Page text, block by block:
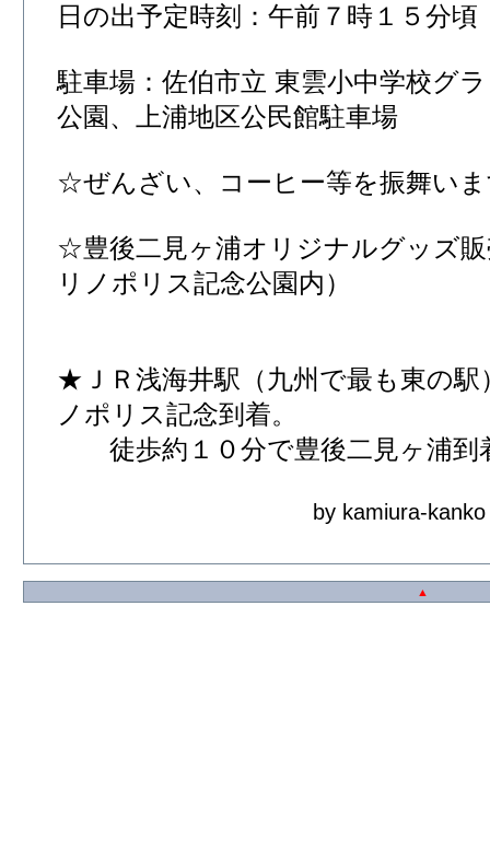
日の出予定時刻：午前７時１５分頃
駐車場：佐伯市立 東雲小中学校グ
公園、上浦地区公民館駐車場
☆ぜんざい、コーヒー等を振舞い
☆豊後二見ヶ浦オリジナルグッズ
リノポリス記念公園内）
★ＪＲ浅海井駅（九州で最も東の駅
ノポリス記念到着。
徒歩約１０分で豊後二見ヶ浦到
by kamiura-
▲